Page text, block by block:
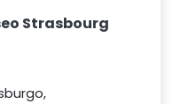
Strasbourg